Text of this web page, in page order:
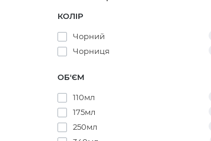
КОЛІР
Чорний
Чорниця
ОБ'ЄМ
110мл
175мл
250мл